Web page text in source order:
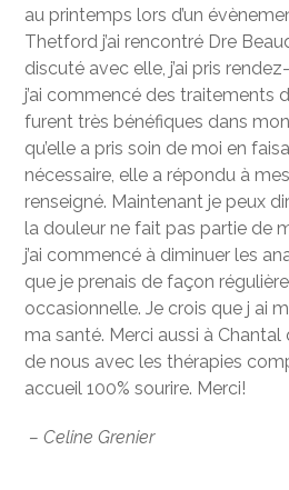
au printemps lors d’un
Thetford j’ai rencontré Dre
discuté avec elle, j’ai pris
j’ai commencé des traitements
furent très bénéfiques dans
qu’elle a pris soin de moi en
nécessaire, elle a répondu à
renseigné. Maintenant je peux
la douleur ne fait pas partie de
j’ai commencé à diminuer les
que je prenais de façon
occasionnelle. Je crois que j ai
ma santé. Merci aussi à Chantal
de nous avec les thérapies
accueil 100% sourire. Merci!
– Celine Grenier